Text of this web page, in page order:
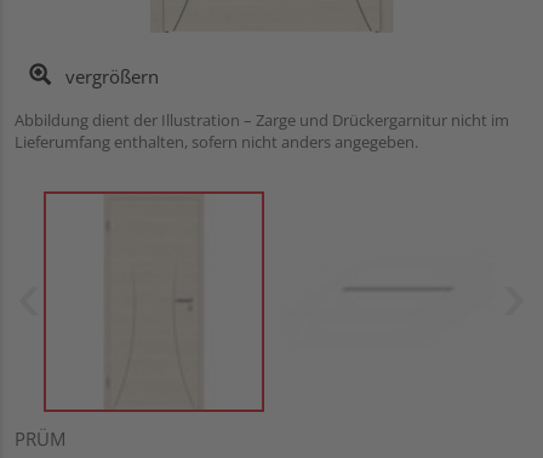
vergrößern
Abbildung dient der Illustration – Zarge und Drückergarnitur nicht im
Lieferumfang enthalten, sofern nicht anders angegeben.
PRÜM